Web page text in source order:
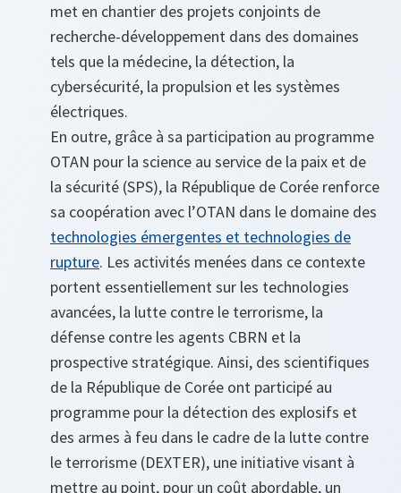
met en chantier des projets conjoints de
recherche-développement dans des domaines
tels que la médecine, la détection, la
cybersécurité, la propulsion et les systèmes
électriques.
En outre, grâce à sa participation au programme
OTAN pour la science au service de la paix et de
la sécurité (SPS), la République de Corée renforce
sa coopération avec l’OTAN dans le domaine des
technologies émergentes et technologies de
rupture. Les activités menées dans ce contexte
portent essentiellement sur les technologies
avancées, la lutte contre le terrorisme, la
défense contre les agents CBRN et la
prospective stratégique. Ainsi, des scientifiques
de la République de Corée ont participé au
programme pour la détection des explosifs et
des armes à feu dans le cadre de la lutte contre
le terrorisme (DEXTER), une initiative visant à
mettre au point, pour un coût abordable, un